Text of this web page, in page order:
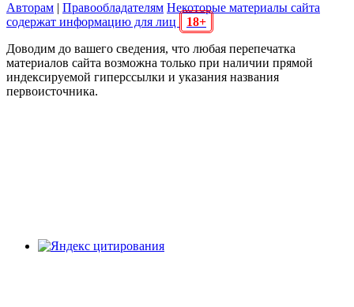
Авторам | Правообладателям Некоторые материалы сайта
содержат информацию для лиц
18+
Доводим до вашего сведения, что любая перепечатка
материалов сайта возможна только при наличии прямой
индексируемой гиперссылки и указания названия
первоисточника.